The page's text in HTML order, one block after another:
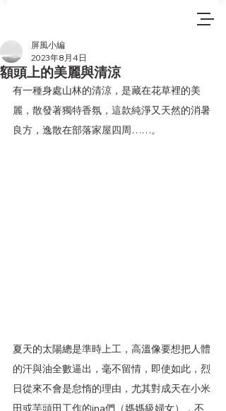
額頭上的美麗與清涼
屏風小編
2023年8月4日
有一種身處山林的清涼，是藏在花草裡的美
麗，散發著獨特香氛，這款純淨又天然的消暑
良方，逸散在部落家屋四周……。
夏天的太陽總是準時上工，高溫像要想把人體
的汗與油全數逼出，毫不留情，即使如此，烈
日從來不會是怠惰的理由，尤其對成天在小米
田或芋頭田工作的ina們（媽媽級婦女），不